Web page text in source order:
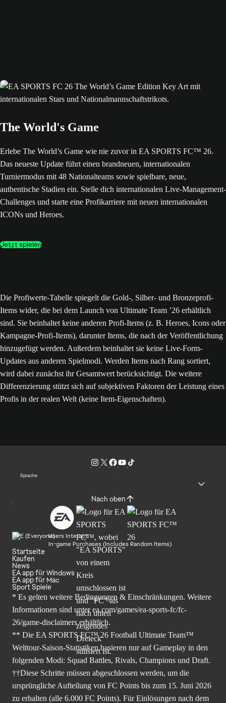
The World's Game
Erlebe The World’s Game wie nie zuvor in EA SPORTS FC™ 26.
Das neueste Update führt einen brandneuen, internationalen
Turniermodus mit 48 Nationalteams sowie spielbare, neue,
authentische Stadien ein. Stelle dich internationalen Live-Management-
Challenges und starte eine Profikarriere mit neuen internationalen
ICONs und Heroes.
Jetzt spielen
Die Profiwerte-Tabelle spiegelt die Gold-, Silber- und Bronzeprofi-
Items wider, die bei dem Launch von Ultimate Team ’26 erhältlich
sind. Sie beinhaltet keine anderen Profi-Items (z. B. Heroes, Icons oder
Kampagne-Profi-Items), darunter Items, die nach der Veröffentlichung
hinzugefügt werden. Außerdem beinhaltet sie keine Live-Form-
Updates aus anderen Spielmodi. Werden Items nach Rang sortiert,
wird dabei zunächst ihr Gesamtwert berücksichtigt. Die weitere
Differenzierung stützt sich auf subjektiven Faktoren der Leistung eines
Profis in der realen Welt (keine Item-Eigenschaften).
Sprache
Nach oben
Users Interact
In-game Purchases (Includes Random Items)
Startseite
Kaufen
News
EA app für Windows
EA app für Mac
Sport Spiele
* Es gelten weitere Bedingungen & Einschränkungen. Weitere
Informationen sind unterea.com/games/ea-sports-fc/fc-
26/game-disclaimers erhältlich.
** Die EA SPORTS FC™ 26 Football Ultimate Team™
Welttour-Saison-Statistiken basieren nur auf Gameplay in den
folgenden Modi: Squad Battles, Rivals, Champions und Draft.
††Diese Schritte müssen abgeschlossen werden, um die
ursprüngliche Aufteilung von FC Points bis zum 15. Juni 2026
zu erhalten (alle 6.000 FC Points). Für Einlösungen nach dem